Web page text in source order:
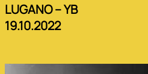
LUGANO – YB
19.10.2022